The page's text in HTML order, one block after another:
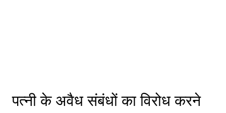
पत्नी के अवैध संबंधों का विरोध करने